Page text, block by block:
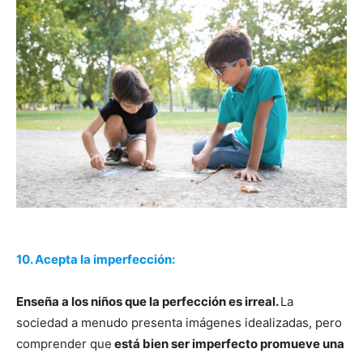
10. Acepta la imperfección:
Enseña a los niños que la perfección es irreal.La
sociedad a menudo presenta imágenes idealizadas, pero
comprender que está bien ser imperfecto promueve una